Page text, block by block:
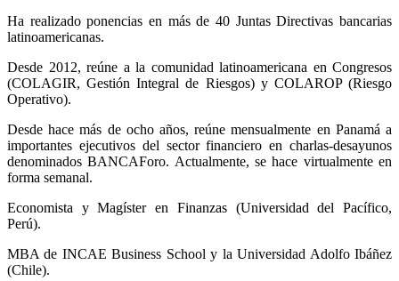
Ha realizado ponencias en más de 40 Juntas Directivas bancarias
latinoamericanas.
Desde 2012, reúne a la comunidad latinoamericana en Congresos
(COLAGIR, Gestión Integral de Riesgos) y COLAROP (Riesgo
Operativo).
Desde hace más de ocho años, reúne mensualmente en Panamá a
importantes ejecutivos del sector financiero en charlas-desayunos
denominados BANCAForo. Actualmente, se hace virtualmente en
forma semanal.
Economista y Magíster en Finanzas (Universidad del Pacífico,
Perú).
MBA de INCAE Business School y la Universidad Adolfo Ibáñez
(Chile).